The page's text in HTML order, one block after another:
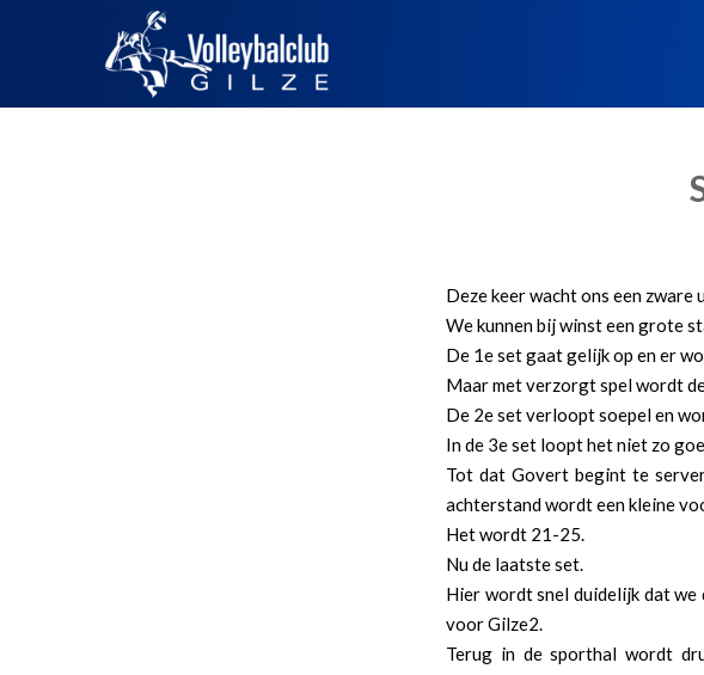
Deze keer wacht ons een
We kunnen bij winst een grote
De 1e set gaat gelijk op en er
Maar met verzorgt spel wordt
De 2e set verloopt soepel en
In de 3e set loopt het niet zo
Tot dat Govert begint te
achterstand wordt een kleine
Het wordt 21-25.
Nu de laatste set.
Hier wordt snel duidelijk dat
voor Gilze2.
Terug in de sporthal wordt